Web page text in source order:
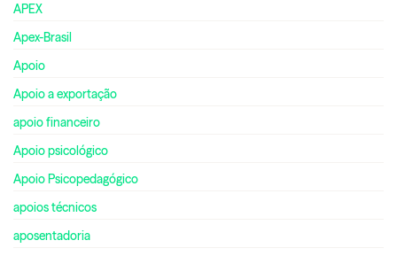
APEX
Apex-Brasil
Apoio
Apoio a exportação
apoio financeiro
Apoio psicológico
Apoio Psicopedagógico
apoios técnicos
aposentadoria